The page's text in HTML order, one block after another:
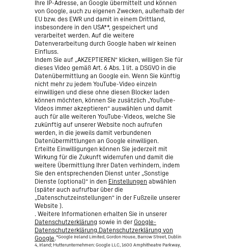
Ihre IP-Adresse, an Google übermittelt und können
von Google, auch zu eigenen Zwecken, außerhalb der
EU bzw. des EWR und damit in einem Drittland,
insbesondere in den USA**, gespeichert und
verarbeitet werden. Auf die weitere
Datenverarbeitung durch Google haben wir keinen
Einfluss.
Indem Sie auf „AKZEPTIEREN“ klicken, willigen Sie für
dieses Video gemäß Art. 6 Abs. 1 lit. a DSGVO in die
Datenübermittlung an Google ein. Wenn Sie künftig
nicht mehr zu jedem YouTube-Video einzeln
einwilligen und diese ohne diesen Blocker laden
können möchten, können Sie zusätzlich „YouTube-
Videos immer akzeptieren“ auswählen und damit
auch für alle weiteren YouTube-Videos, welche Sie
zukünftig auf unserer Website noch aufrufen
werden, in die jeweils damit verbundenen
Datenübermittlungen an Google einwilligen.
Erteilte Einwilligungen können Sie jederzeit mit
Wirkung für die Zukunft widerrufen und damit die
weitere Übermittlung Ihrer Daten verhindern, indem
Sie den entsprechenden Dienst unter „Sonstige
Dienste (optional)“ in den Einstellungen abwählen
(später auch aufrufbar über die
„Datenschutzeinstellungen“ in der Fußzeile unserer
Website ).
. Weitere Informationen erhalten Sie in unserer
Datenschutzerklärung sowie in der Google-
Datenschutzerklärung.Datenschutzerklärung von
Google.*Google Ireland Limited, Gordon House, Barrow Street, Dublin
4, Irland; Mutterunternehmen: Google LLC, 1600 Amphitheatre Parkway,